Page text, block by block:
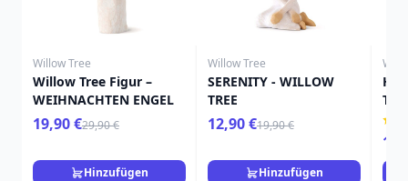
Willow Tree
Willow Tree Figur –
WEIHNACHTEN ENGEL
19,90 €29,90 €
Hinzufügen
Willow Tree
SERENITY - WILLOW
TREE
12,90 €19,90 €
Hinzufügen